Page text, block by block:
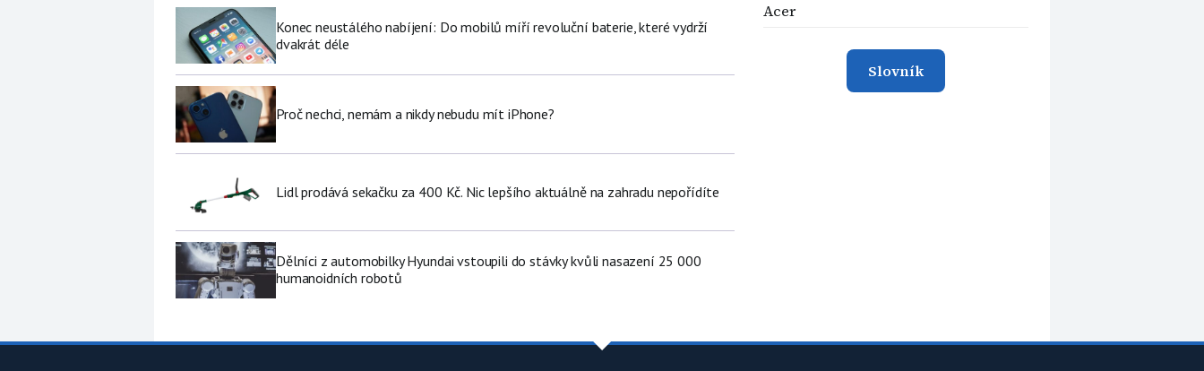
Konec neustálého nabíjení: Do mobilů míří revoluční baterie, které vydrží
dvakrát déle
Proč nechci, nemám a nikdy nebudu mít iPhone?
Lidl prodává sekačku za 400 Kč. Nic lepšího aktuálně na zahradu nepořídíte
Dělníci z automobilky Hyundai vstoupili do stávky kvůli nasazení 25 000
humanoidních robotů
Acer
Slovník